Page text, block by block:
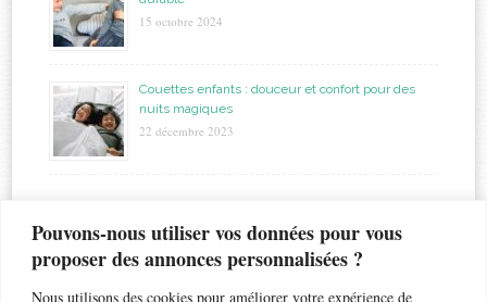
Pouvons-nous utiliser vos données pour vous
proposer des annonces personnalisées ?
Nous utilisons des cookies pour améliorer votre expérience de
15 octobre 2024
Couettes enfants : douceur et confort pour des
nuits magiques
22 décembre 2023
accouchement allaitement astuces bapteme beauté